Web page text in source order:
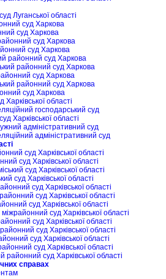
Луганської області
суд Харкова
суд Харкова
суд Харкова
суд Харкова
районний суд Харкова
районний суд Харкова
суд Харкова
районний суд Харкова
суд Харкова
області
господарський суд
Харківської області
адміністративний суд
адміністративний суд
суд Харківської області
суд Харківської області
суд Харківської області
суд Харківської області
суд Харківської області
суд Харківської області
суд Харківської області
суд Харківської області
суд Харківської області
суд Харківської області
суд Харківської області
суд Харківської області
районний суд Харківської області
справах